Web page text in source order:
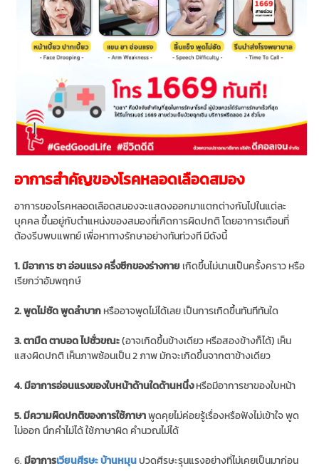
อาการสำคัญของโรคหลอดเลือดสมอง
อาการของโรคหลอดเลือดสมองจะแสดงออกมาแตกต่างกันไปในแต่ละ
บุคคล ขึ้นอยู่กับตำแหน่งของสมองที่เกิดการผิดปกติ โดยอาการเตือนที่
ต้องรีบพบแพทย์ เพื่อหาทางรักษาอย่างทันท่วงที มีดังนี้
1. มีอาการ ชา อ่อนแรง ครึ่งซีกของร่างกาย เกิดขึ้นไม่นานเป็นครั้งคราว หรือ
เรียกว่าอัมพฤกษ์
2. พูดไม่ชัด พูดลำบาก หรืออาจพูดไม่ได้เลย เป็นการเกิดขึ้นทันทีทันใด
3. ตามืด ตาบอด ไปชั่วขณะ(อาจเกิดขึ้นข้างเดียว หรือสองข้างก็ได้) เห็น
แสงผิดปกติ เห็นภาพซ้อนเป็น 2 ภาพ มักจะเกิดขึ้นจากตาข้างเดียว
4. มีอาการอ่อนแรงของใบหน้าด้านใดด้านหนึ่งหรือมีอาการชาของใบหน้า
5. มีความผิดปกติของการใช้ภาษาพูดคุยไม่ค่อยรู้เรื่องหรือฟังไม่เข้าใจ พูด
ไม่ออก นึกคำไม่ได้ ใช้ภาษาผิด คำนวณไม่ได้
6. มีอาการเวียนศีรษะ บ้านหมุน ปวดศีรษะรุนแรงอย่างที่ไม่เคยเป็นมาก่อน